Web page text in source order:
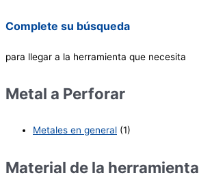
Complete su búsqueda
para llegar a la herramienta que necesita
Metal a Perforar
Metales en general (1)
Material de la herramienta